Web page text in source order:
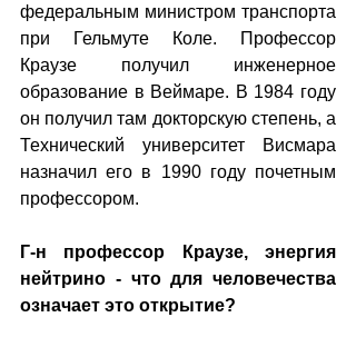
федеральным министром транспорта
при Гельмуте Коле. Профессор
Краузе получил инженерное
образование в Веймаре. В 1984 году
он получил там докторскую степень, а
Технический университет Висмара
назначил его в 1990 году почетным
профессором.
Г-н профессор Краузе, энергия
нейтрино - что для человечества
означает это открытие?